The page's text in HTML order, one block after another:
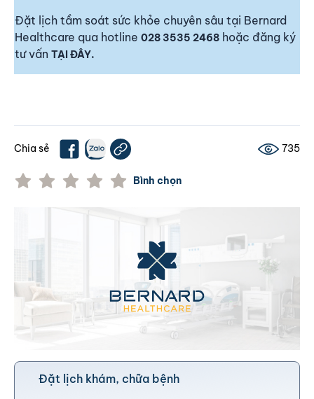
Đặt lịch tầm soát sức khỏe chuyên sâu tại Bernard
Healthcare qua hotline 028 3535 2468 hoặc đăng ký
tư vấn TẠI ĐÂY.
Chia sẻ 735
Bình chọn
Đặt lịch khám, chữa bệnh